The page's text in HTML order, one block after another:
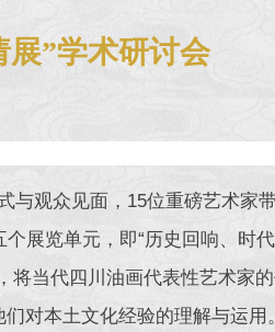
”学术研讨会
观众见面，15位重磅艺术家
展览单元，即“历史回响、时
将当代四川油画代表性艺术家
对本土文化经验的理解与运用